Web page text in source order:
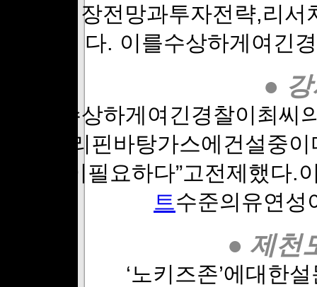
드의시장전망과투자전략,리
다. 이를수상하게여긴
●
이를수상하게여긴경찰이최씨
상이필리핀바탕가스에건설중
유연성이필요하다”고전제했다
트수준의유연성
● 제천
‘노키즈존’에대한